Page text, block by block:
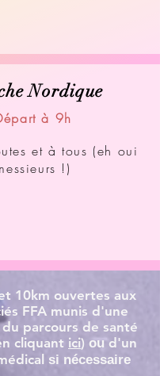
Nordique
à 9h
et à tous (eh oui
!)
10km ouvertes aux
FFA munis d'une
parcours de santé
cliquant ici) oud'un
si nécessaire